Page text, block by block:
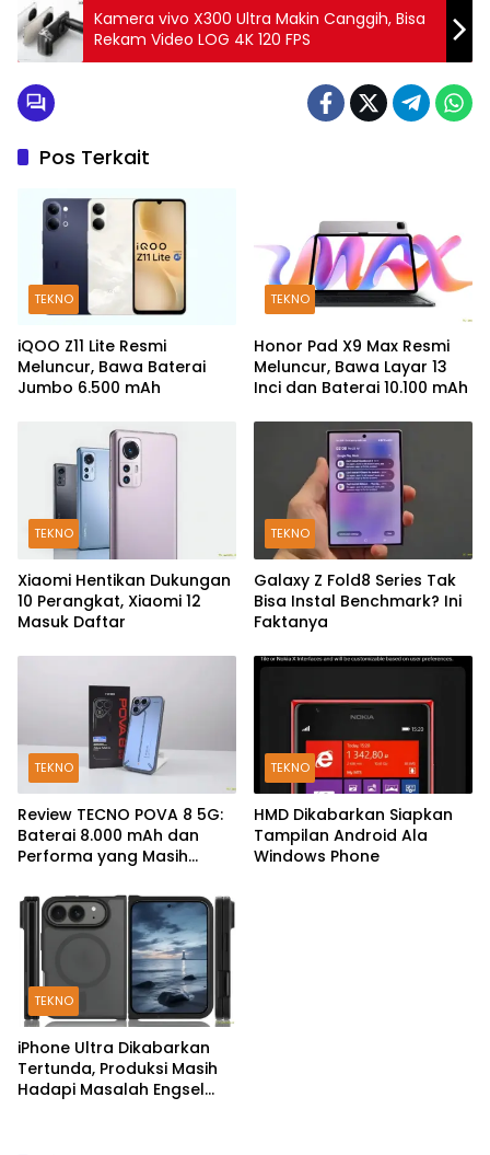
Kamera vivo X300 Ultra Makin Canggih, Bisa
Rekam Video LOG 4K 120 FPS
Pos Terkait
TEKNO
iQOO Z11 Lite Resmi
Meluncur, Bawa Baterai
Jumbo 6.500 mAh
TEKNO
Honor Pad X9 Max Resmi
Meluncur, Bawa Layar 13
Inci dan Baterai 10.100 mAh
TEKNO
Xiaomi Hentikan Dukungan
10 Perangkat, Xiaomi 12
Masuk Daftar
TEKNO
Galaxy Z Fold8 Series Tak
Bisa Instal Benchmark? Ini
Faktanya
TEKNO
Review TECNO POVA 8 5G:
Baterai 8.000 mAh dan
Performa yang Masih
TEKNO
HMD Dikabarkan Siapkan
Tampilan Android Ala
Windows Phone
TEKNO
iPhone Ultra Dikabarkan
Tertunda, Produksi Masih
Hadapi Masalah Engsel